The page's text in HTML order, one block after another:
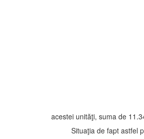
acestei unităţi, suma de
Situaţia de fapt astfel